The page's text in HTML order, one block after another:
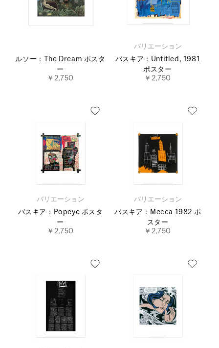
ルソー：The Dream ポスタ
ー
￥2,750
バリエーション
バスキア：Untitled, 1981
ポスター
￥2,750
バリエーション
バスキア：Popeye ポスタ
ー
￥2,750
バリエーション
バスキア：Mecca 1982 ポ
スター
￥2,750